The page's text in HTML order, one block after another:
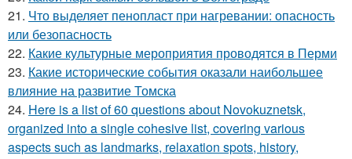
21. Что выделяет пенопласт при нагревании: опасность
или безопасность
22. Какие культурные мероприятия проводятся в Перми
23. Какие исторические события оказали наибольшее
влияние на развитие Томска
24. Here is a list of 60 questions about Novokuznetsk,
organized into a single cohesive list, covering various
aspects such as landmarks, relaxation spots, history,